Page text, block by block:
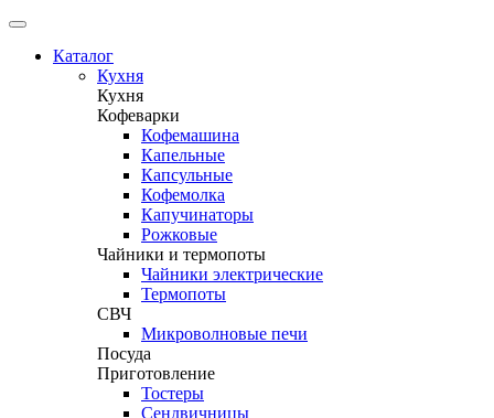
Каталог
Кухня
Кухня
Кофеварки
Кофемашина
Капельные
Капсульные
Кофемолка
Капучинаторы
Рожковые
Чайники и термопоты
Чайники электрические
Термопоты
СВЧ
Микроволновые печи
Посуда
Приготовление
Тостеры
Сендвичницы